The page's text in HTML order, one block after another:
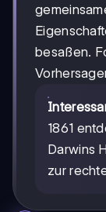
besaßen.
1861
Darwins
zur